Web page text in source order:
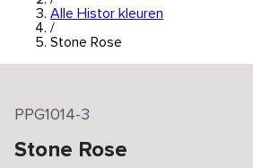
Alle Histor kleuren
/
Stone Rose
PPG1014-3
Stone Rose